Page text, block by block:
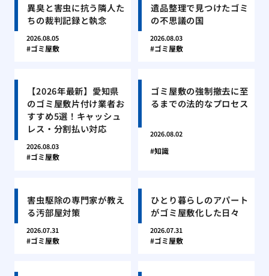
異臭と害虫に抗う隣人た
ちの裁判記録と執念
2026.08.05
ゴミ屋敷
遺品整理で見つけたゴミ
の不思議の国
2026.08.03
ゴミ屋敷
【2026年最新】愛知県
のゴミ屋敷片付け業者お
すすめ5選！キャッシュ
レス・分割払い対応
2026.08.03
ゴミ屋敷
ゴミ屋敷の強制撤去に至
るまでの法的なプロセス
2026.08.02
知識
害虫駆除の専門家が教え
る汚部屋対策
2026.07.31
ゴミ屋敷
ひとり暮らしのアパート
がゴミ屋敷化した日々
2026.07.31
ゴミ屋敷